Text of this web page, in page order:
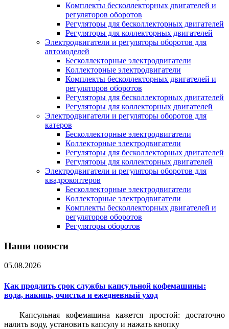
Комплекты бесколлекторных двигателей и
регуляторов оборотов
Регуляторы для бесколлекторных двигателей
Регуляторы для коллекторных двигателей
Электродвигатели и регуляторы оборотов для
автомоделей
Бесколлекторные электродвигатели
Коллекторные электродвигатели
Комплекты бесколлекторных двигателей и
регуляторов оборотов
Регуляторы для бесколлекторных двигателей
Регуляторы для коллекторных двигателей
Электродвигатели и регуляторы оборотов для
катеров
Бесколлекторные электродвигатели
Коллекторные электродвигатели
Регуляторы для бесколлекторных двигателей
Регуляторы для коллекторных двигателей
Электродвигатели и регуляторы оборотов для
квадрокоптеров
Бесколлекторные электродвигатели
Коллекторные электродвигатели
Комплекты бесколлекторных двигателей и
регуляторов оборотов
Регуляторы оборотов
Наши новости
05.08.2026
Как продлить срок службы капсульной кофемашины:
вода, накипь, очистка и ежедневный уход
Капсульная кофемашина кажется простой: достаточно
налить воду, установить капсулу и нажать кнопку